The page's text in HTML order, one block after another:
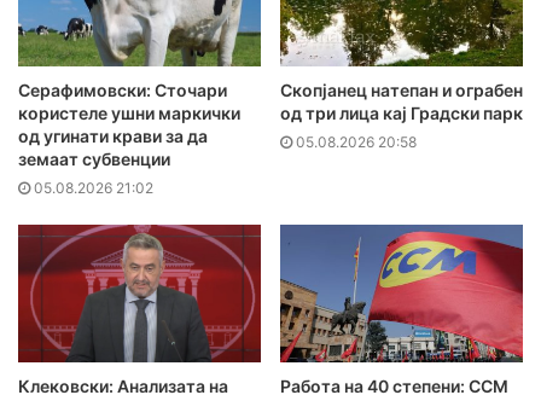
Серафимовски: Сточари
користеле ушни маркички
од угинати крави за да
земаат субвенции
05.08.2026 21:02
Скопјанец натепан и ограбен
од три лица кај Градски парк
05.08.2026 20:58
Клековски: Анализата на
Работа на 40 степени: ССМ